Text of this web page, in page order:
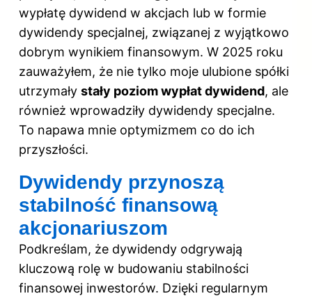
wypłatę dywidend w akcjach lub w formie
dywidendy specjalnej, związanej z wyjątkowo
dobrym wynikiem finansowym. W 2025 roku
zauważyłem, że nie tylko moje ulubione spółki
utrzymały stały poziom wypłat dywidend, ale
również wprowadziły dywidendy specjalne.
To napawa mnie optymizmem co do ich
przyszłości.
Dywidendy przynoszą
stabilność finansową
akcjonariuszom
Podkreślam, że dywidendy odgrywają
kluczową rolę w budowaniu stabilności
finansowej inwestorów. Dzięki regularnym